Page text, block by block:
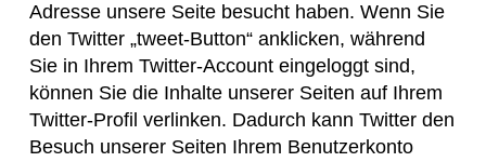
Adresse unsere Seite besucht haben. Wenn Sie
den Twitter „tweet-Button“ anklicken, während
Sie in Ihrem Twitter-Account eingeloggt sind,
können Sie die Inhalte unserer Seiten auf Ihrem
Twitter-Profil verlinken. Dadurch kann Twitter den
Besuch unserer Seiten Ihrem Benutzerkonto